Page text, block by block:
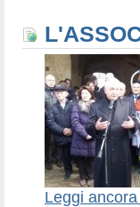
Leggi